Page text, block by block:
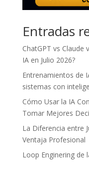
Entradas
ChatGPT vs Claude
IA en Julio 2026?
Entrenamientos de
sistemas con
Cómo Usar la IA
Tomar Mejores
La Diferencia entre
Ventaja Profesional
Loop Enginering de